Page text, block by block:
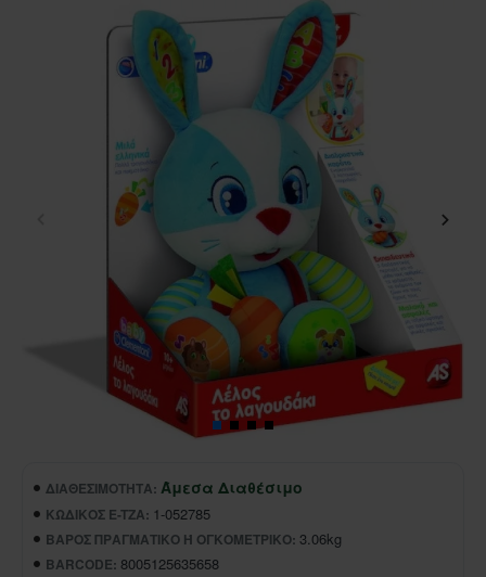
ΔΙΑΘΕΣΙΜΌΤΗΤΑ: Άμεσα Διαθέσιμο
ΚΩΔΙΚΌΣ E-TZA: 1-052785
ΒΆΡΟΣ ΠΡΑΓΜΑΤΙΚΌ Ή ΟΓΚΟΜΕΤΡΙΚΌ: 3.06kg
BARCODE: 8005125635658